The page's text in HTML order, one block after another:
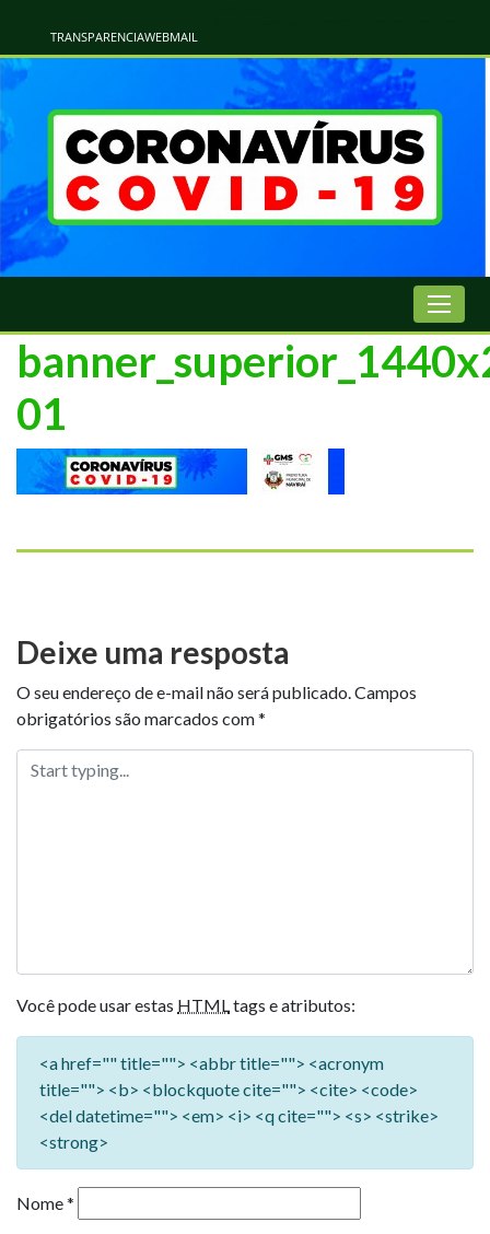
TRANSPARENCIAWEBMAIL
01
Deixe uma resposta
O seu endereço de e-mail não será publicado.Campos
obrigatórios são marcados com*
Você pode usar estas HTMLtags e atributos:
<a href="" title=""> <abbr title=""> <acronym
title=""> <b> <blockquote cite=""> <cite> <code>
<del datetime=""> <em> <i> <q cite=""> <s> <strike>
<strong>
Nome*